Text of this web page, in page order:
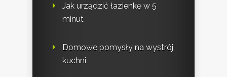
Jak urządzić łazienkę w 5
minut
Domowe pomysły na wystrój
kuchni